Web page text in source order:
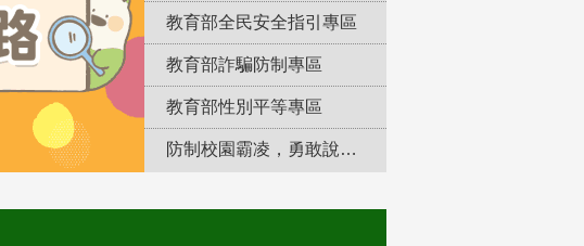
教育部全民安全指引專區
教育部詐騙防制專區
教育部性別平等專區
防制校園霸凌，勇敢說出來！